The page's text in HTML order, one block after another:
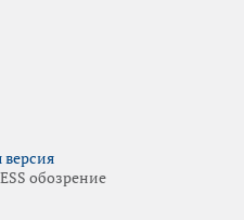
обозрение